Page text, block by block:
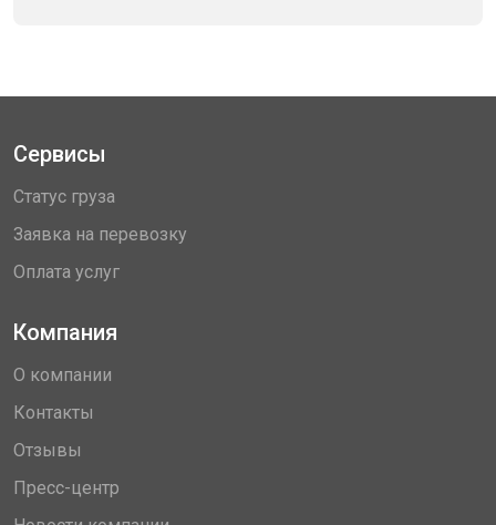
Сервисы
Статус груза
Заявка на перевозку
Оплата услуг
Компания
О компании
Контакты
Отзывы
Пресс-центр